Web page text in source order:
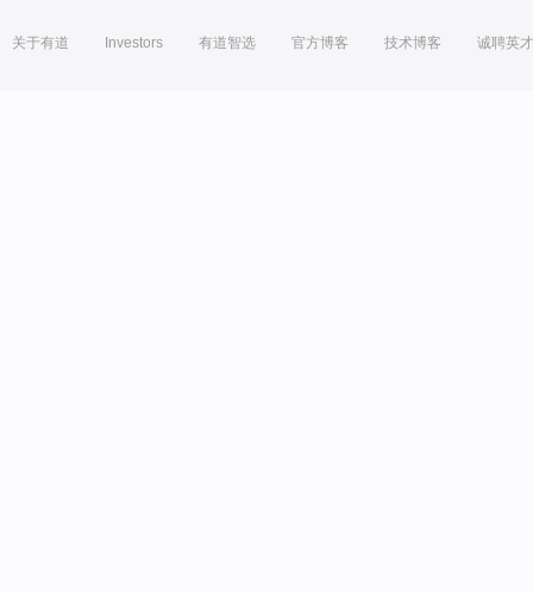
关于有道 Investors 有道智选 官方博客 技术博客 诚聘英才